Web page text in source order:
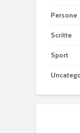
Persone
Scritte
Sport